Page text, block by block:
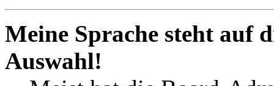
Meine Sprache steht auf
Auswahl!